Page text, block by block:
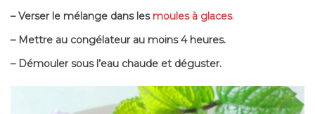
– Verser le mélange dans les moules à glaces.
– Mettre au congélateur au moins 4 heures.
– Démouler sous l’eau chaude et déguster.